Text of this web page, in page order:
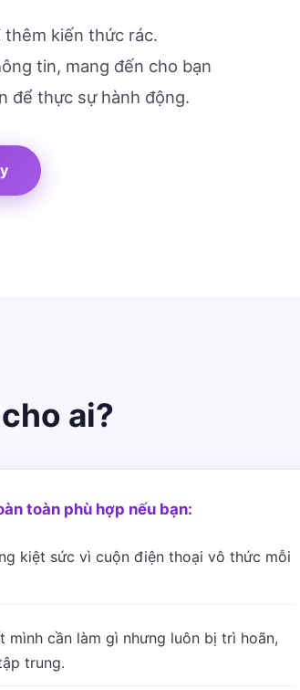
kiến thức rác.
tin, mang đến cho bạn
để thực sự hành động.
ai?
toàn phù hợp nếu bạn:
kiệt sức vì cuộn điện thoại vô thức mỗi
mình cần làm gì nhưng luôn bị trì hoãn,
trung.